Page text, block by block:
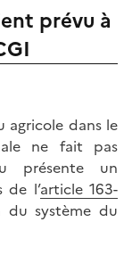
prévu à
agricole dans le
ne fait pas
présente un
de l’article 163-
du système du